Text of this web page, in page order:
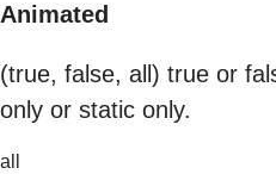
Animated
(true, false, all) true or
only or static only.
all